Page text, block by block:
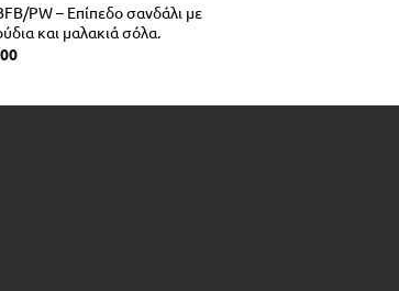
PW – Επίπεδο σανδάλι με
και μαλακιά σόλα.